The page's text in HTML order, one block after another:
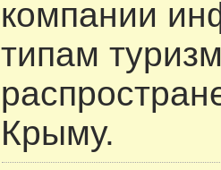
компании
типам
Крыму.